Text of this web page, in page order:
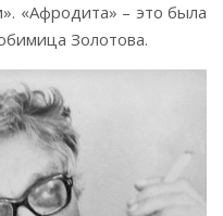
«Афродита» – это была
Золотова.